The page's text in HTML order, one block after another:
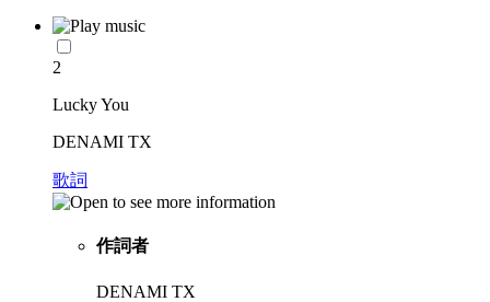
2
Lucky You
DENAMI TX
歌詞
作詞者
DENAMI TX